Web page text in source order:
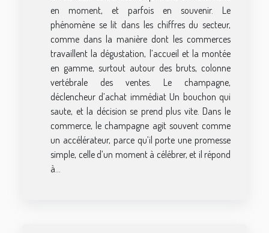
en moment, et parfois en souvenir. Le
phénomène se lit dans les chiffres du secteur,
comme dans la manière dont les commerces
travaillent la dégustation, l’accueil et la montée
en gamme, surtout autour des bruts, colonne
vertébrale des ventes. Le champagne,
déclencheur d’achat immédiat Un bouchon qui
saute, et la décision se prend plus vite. Dans le
commerce, le champagne agit souvent comme
un accélérateur, parce qu’il porte une promesse
simple, celle d’un moment à célébrer, et il répond
à...